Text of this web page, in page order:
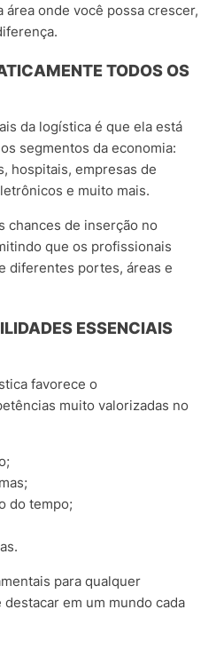
onde você possa crescer,
TODOS OS
da logística é que ela está
segmentos da economia:
hospitais, empresas de
e muito mais.
chances de inserção no
que os profissionais
diferentes portes, áreas e
ESSENCIAIS
favorece o
muito valorizadas no
do tempo;
para qualquer
em um mundo cada